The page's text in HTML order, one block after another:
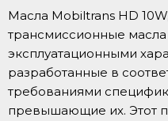
Масла Mobiltrans HD
трансмиссионные
эксплуатационными
разработанные в
требованиями
превышающие их. Этот